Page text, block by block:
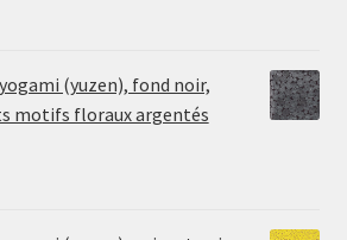
(yuzen), fond noir,
motifs floraux argentés